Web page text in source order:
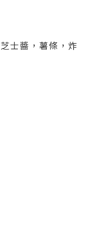
士醬，薯條，炸